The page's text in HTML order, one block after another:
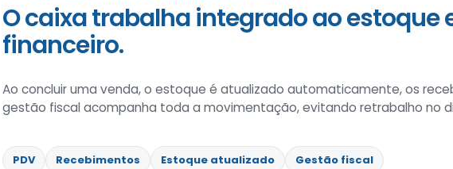
O caixa trabalha integrado ao estoque
financeiro.
Ao concluir uma venda, o estoque é atualizado automaticamente, os
gestão fiscal acompanha toda a movimentação, evitando retrabalho no
PDV Recebimentos Estoque atualizado Gestão fiscal